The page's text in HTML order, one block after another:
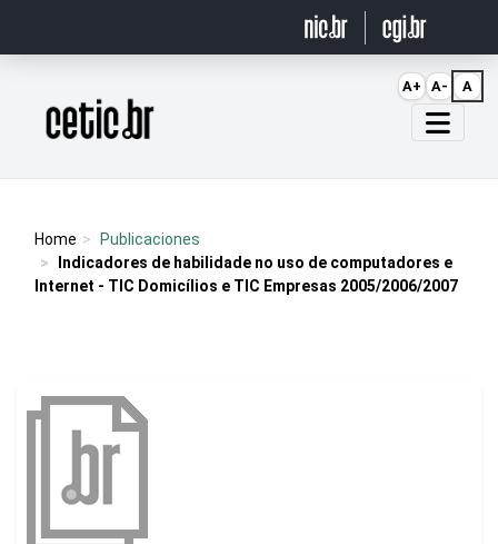
Página inicial
Home
Publicaciones
Indicadores de habilidade no uso de computadores e
Internet - TIC Domicílios e TIC Empresas 2005/2006/2007
A+ A- A